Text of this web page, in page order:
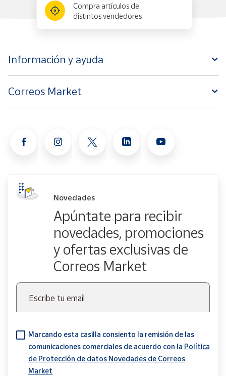
Compra artículos de
distintos vendedores
Información y ayuda
Correos Market
Novedades
Apúntate para recibir
novedades, promociones
y ofertas exclusivas de
Correos Market
Escribe tu email
Marcando esta casilla consiento la remisión de las
comunicaciones comerciales de acuerdo con la Política
de Protección de datos Novedades de Correos
Market